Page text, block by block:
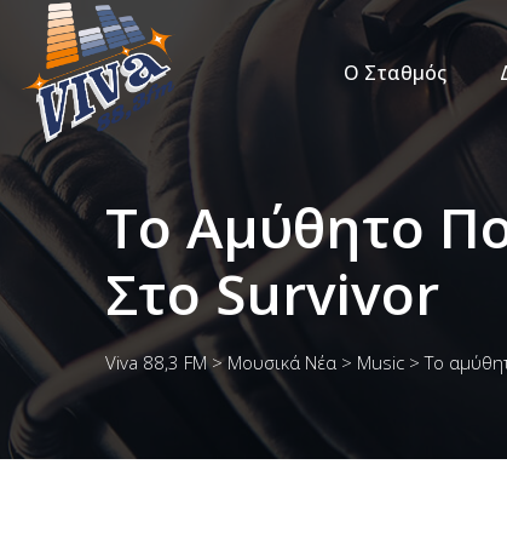
Ο Σταθμός
Το Αμύθητο
Στο Survivor
Viva 88,3 FM> Μουσικά Νέα > Music >Το